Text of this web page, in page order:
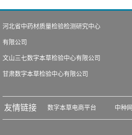
的制备与处理技术；高效精
授课时长2天。4）授课方式
品添加剂生产，加工，销售
1天。5）授课方式进场培训
河北省中药材质量检验检测研究中心
有限公司
文山三七数字本草检验中心有限公司
甘肃数字本草检验中心有限公司
友情链接 数字本草电商平台 中种网